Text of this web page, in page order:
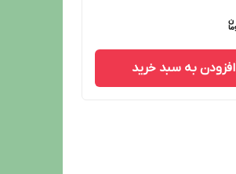
افزودن به سبد خرید